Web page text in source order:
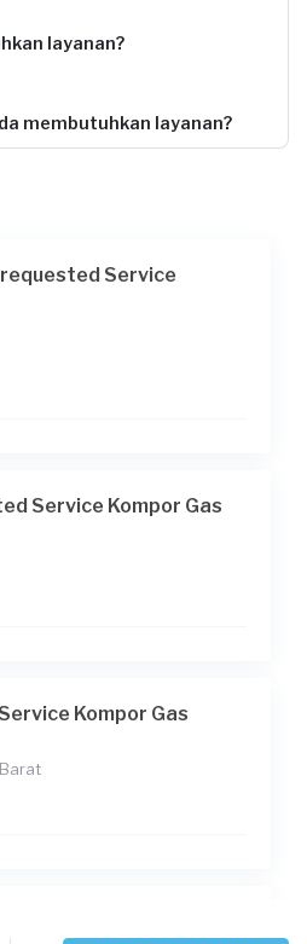
layanan?
membutuhkan layanan?
layanan ini?
Service
Service Kompor Gas
Kompor Gas